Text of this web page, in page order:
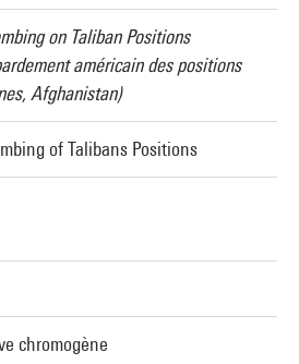
on Taliban Positions
américain des positions
Afghanistan)
of Talibans Positions
chromogène